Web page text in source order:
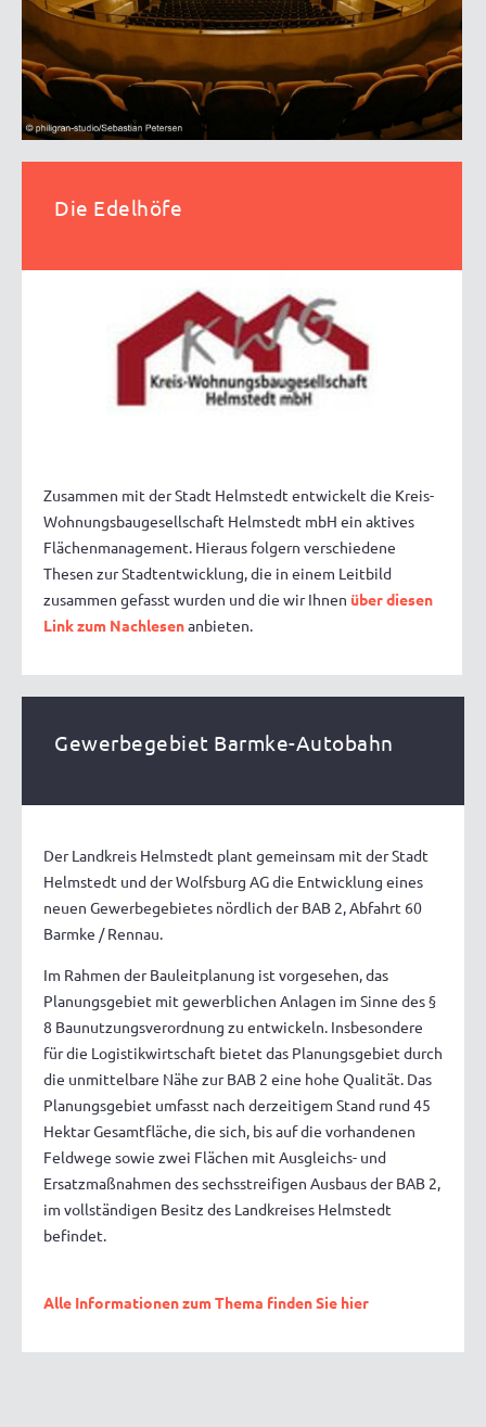
Die Edelhöfe
Zusammen mit der Stadt Helmstedt entwickelt die Kreis-
Wohnungsbaugesellschaft Helmstedt mbH ein aktives
Flächenmanagement. Hieraus folgern verschiedene
Thesen zur Stadtentwicklung, die in einem Leitbild
zusammen gefasst wurden und die wir Ihnen über diesen
Link zum Nachlesenanbieten.
Gewerbegebiet Barmke-Autobahn
Der Landkreis Helmstedt plant gemeinsam mit der Stadt
Helmstedt und der Wolfsburg AG die Entwicklung eines
neuen Gewerbegebietes nördlich der BAB 2, Abfahrt 60
Barmke / Rennau.
Im Rahmen der Bauleitplanung ist vorgesehen, das
Planungsgebiet mit gewerblichen Anlagen im Sinne des §
8 Baunutzungsverordnung zu entwickeln. Insbesondere
für die Logistikwirtschaft bietet das Planungsgebiet durch
die unmittelbare Nähe zur BAB 2 eine hohe Qualität. Das
Planungsgebiet umfasst nach derzeitigem Stand rund 45
Hektar Gesamtfläche, die sich, bis auf die vorhandenen
Feldwege sowie zwei Flächen mit Ausgleichs- und
Ersatzmaßnahmen des sechsstreifigen Ausbaus der BAB 2,
im vollständigen Besitz des Landkreises Helmstedt
befindet.
Alle Informationen zum Thema finden Sie hier